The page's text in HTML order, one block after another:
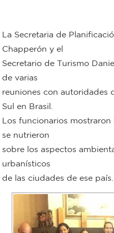
Bromatología
Rentas
bondi
Boleto
Recorrido
Personal
municipal
La Secretaria de
Chapperón y el
Secretario de Turismo
de varias
reuniones con autoridades
Sul en Brasil.
Los funcionarios
se nutrieron
sobre los aspectos
urbanísticos
de las ciudades de ese país.